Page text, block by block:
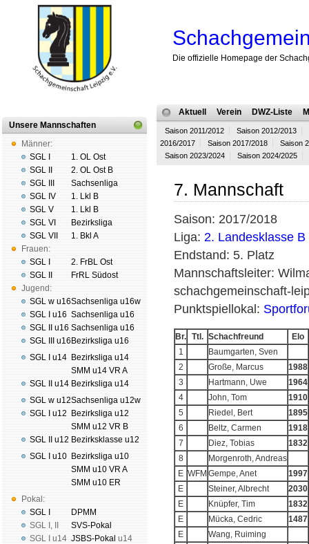
Die offizielle Homepage der
Unsere Mannschaften
Männer:
SGL I
SGL II
SGL III
SGL IV
SGL V
SGL VI
SGL VII
Frauen:
SGL I
SGL II
Jugend:
SGL w u16
SGL I u16
SGL II u16
SGL III u16
SGL I u14
SGL II u14
SGL w u12
SGL I u12
SGL II u12
SGL I u10
Pokal:
SGL I
SGL I ,
SGL I
u14
1. OL Ost
2. OL Ost B
Sachsenliga
1. Lkl B
1. Lkl B
Bezirksliga
1. Bkl A
2. FrBL Ost
FrRL Südost
Sachsenliga u16w
Sachsenliga u16
Sachsenliga u16
Bezirksliga u16
Bezirksliga u14
SMM u14 VR A
Bezirksliga u14
Sachsenliga u12w
Bezirksliga u12
SMM u12 VR B
Bezirksklasse u12
Bezirksliga u10
SMM u10 VR A
SMM u10 ER
DPMM
SVS-Pokal
JSBS-Pokal u14
Aktuell Verein DWZ-Liste
Saison 2011/2012
Saison 2012/2013
2016/2017
Saison 2017/2018
Saison
Saison 2023/2024
Saison 2024/2025
7. Mannschaft
Saison: 2017/2018
Liga: 2. Landesklasse B
Endstand: 5. Platz
Mannschaftsleiter:
schachgemeinschaft-
Punktspiellokal:
Br. Ttl. Schachfreund
Elo
1
Baumgarten, Sven
2
Große, Marcus
1988
3
Hartmann, Uwe
1964
4
John, Tom
1910
5
Riedel, Bert
1895
6
Beltz, Carmen
1918
7
Diez, Tobias
1832
8
Morgenroth, Andreas
E WFM Gempe, Anet
1997
E
Steiner, Albrecht
2030
E
Knüpfer, Tim
1832
E
Mücka, Cedric
1487
E
Wang, Ruiming